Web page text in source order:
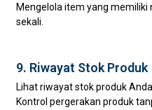
Mengelola item yang memiliki
sekali.
9. Riwayat Stok Produk
Lihat riwayat stok produk
Kontrol pergerakan produk